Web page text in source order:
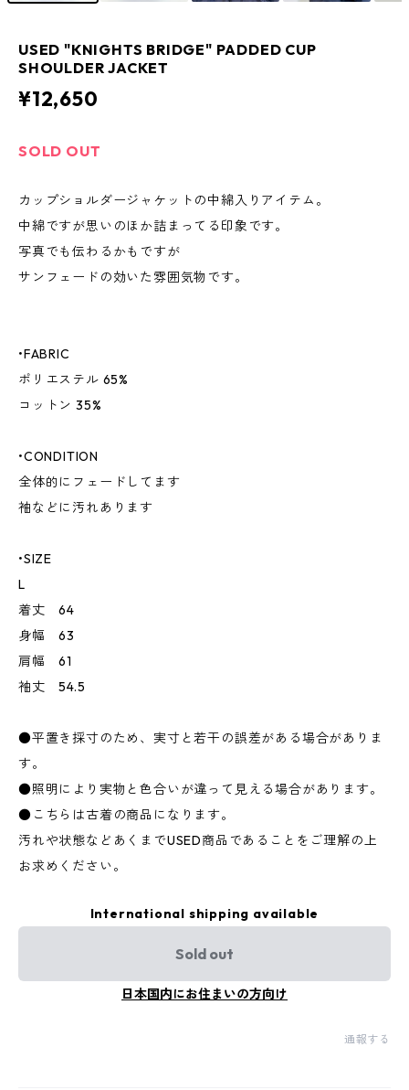
USED "KNIGHTS BRIDGE" PADDED CUP
SHOULDER JACKET
¥12,650
SOLD OUT
カップショルダージャケットの中綿入りアイテム。
中綿ですが思いのほか詰まってる印象です。
写真でも伝わるかもですが
サンフェードの効いた雰囲気物です。
•FABRIC
ポリエステル 65%
コットン 35%
•CONDITION
全体的にフェードしてます
袖などに汚れあります
•SIZE
L
着丈 64
身幅 63
肩幅 61
袖丈 54.5
●平置き採寸のため、実寸と若干の誤差がある場合がありま
す。
●照明により実物と色合いが違って見える場合があります。
●こちらは古着の商品になります。
汚れや状態などあくまでUSED商品であることをご理解の上
お求めください。
International shipping available
Sold out
日本国内にお住まいの方向け
通報する